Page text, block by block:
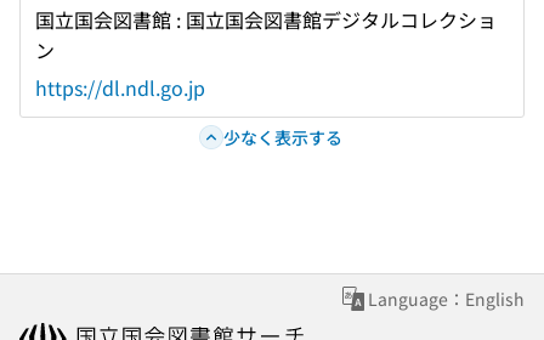
国立国会図書館 : 国立国会図書館デジタルコレクショ
ン
https://dl.ndl.go.jp
少なく表示する
Language：English